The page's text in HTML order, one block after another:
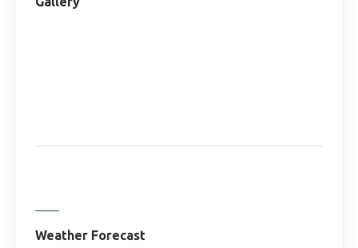
Weather Forecast